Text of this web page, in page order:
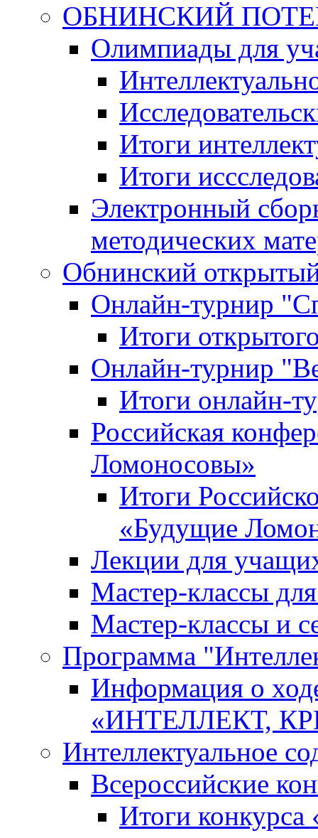
ОБНИНСКИЙ
Олимпиады для
Итоги
Итоги
Электронный
методических
Обнинский
Онлайн-турнир
Итоги
Онлайн-турнир
Итоги онлайн-
Российская
Ломоносовы»
Итоги
«Будущие
Лекции для
Мастер-классы
Мастер-классы и
Программа
Информация о
«ИНТЕЛЛЕКТ,
Интеллектуальное
Всероссийские
Итоги конкурса